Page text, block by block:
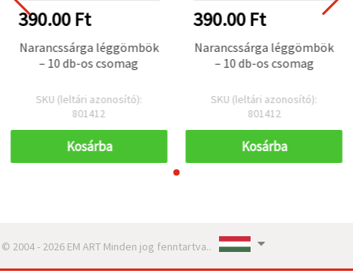
390.00 Ft
Narancssárga léggömbök
– 10 db-os csomag
SKU (leltári azonosító):
801412
Kosárba
390.00 Ft
Narancssárga léggömbök
– 10 db-os csomag
SKU (leltári azonosító):
801412
Kosárba
© 2004 - 2026 EM ART Minden jog fenntartva..